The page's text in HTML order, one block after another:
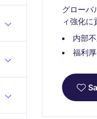
グローバ
ィ強化に
内部
福利